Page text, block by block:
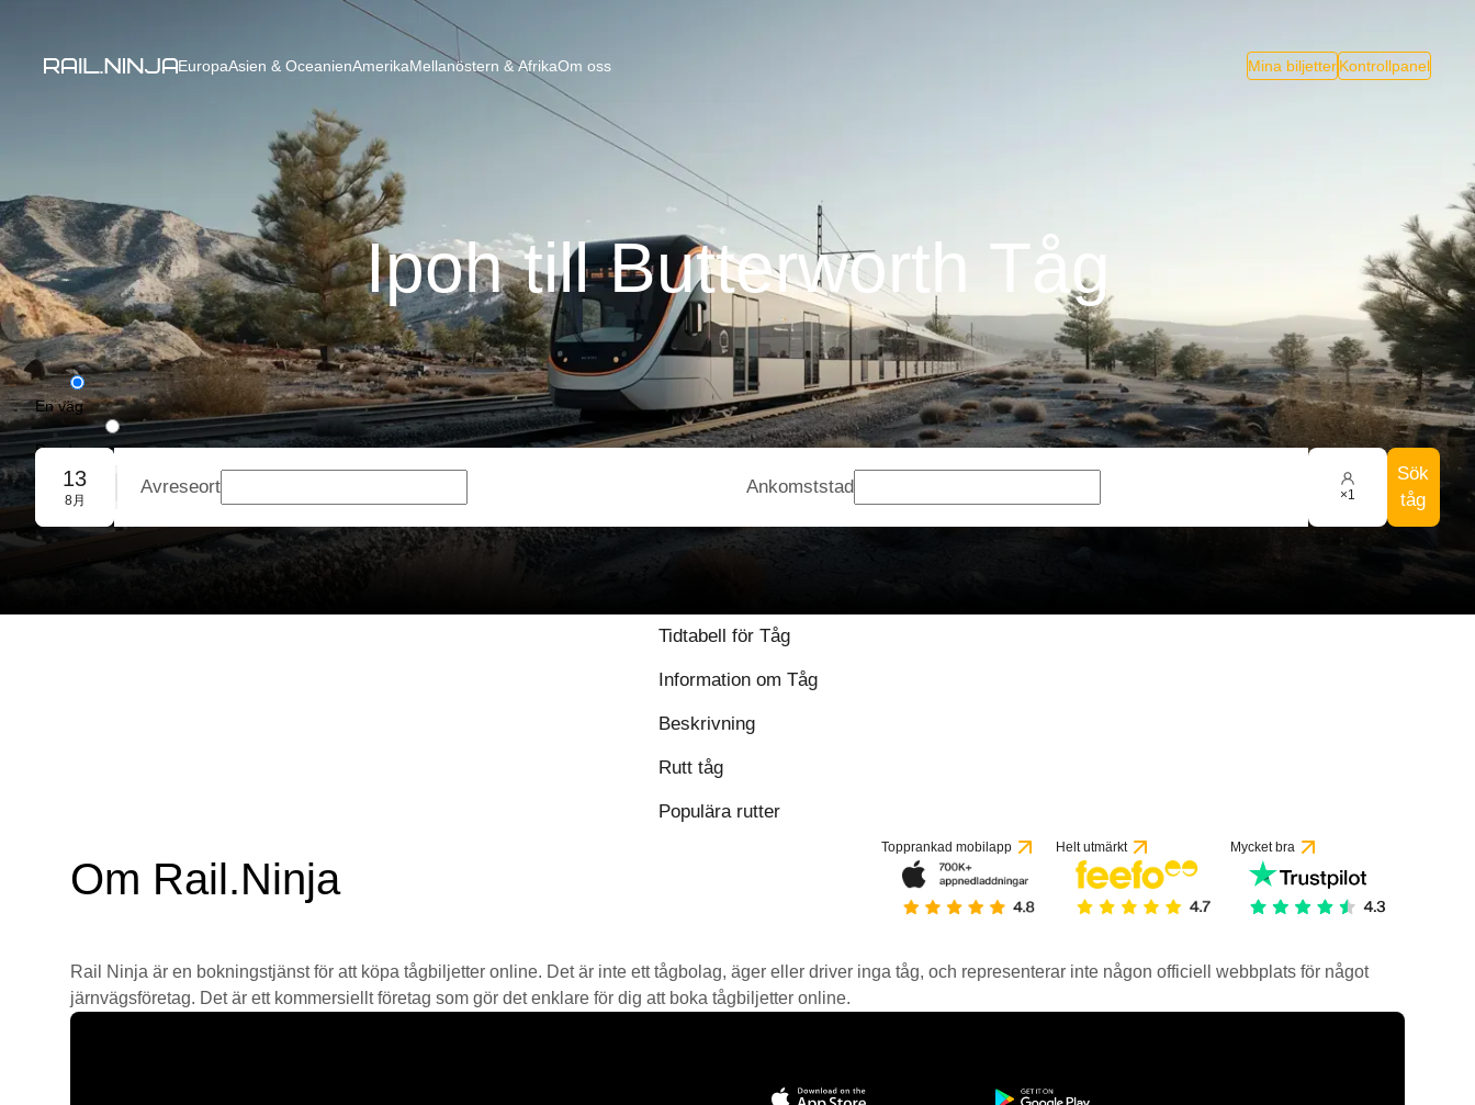
EuropaAsien & OceanienAmerikaMellanöstern & AfrikaOm oss Mina biljetterKontrollpanel
Ipoh till Butterworth Tåg
En väg
Rundresa
Gruppbokning
13
8月
Avreseort Ankomststad ×1
Sök
tåg
Tidtabell för Tåg
Information om Tåg
Beskrivning
Rutt tåg
Populära rutter
Om Rail.Ninja
Topprankad mobilapp Helt utmärkt Mycket bra
Rail Ninja är en bokningstjänst för att köpa tågbiljetter online. Det är inte ett tågbolag, äger eller driver inga tåg, och representerar inte någon officiell webbplats för något
järnvägsföretag. Det är ett kommersiellt företag som gör det enklare för dig att boka tågbiljetter online.